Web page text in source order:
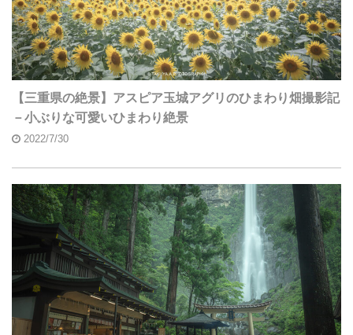
【三重県の絶景】アスピア玉城アグリのひまわり畑撮影記
－小ぶりな可愛いひまわり絶景
2022/7/30